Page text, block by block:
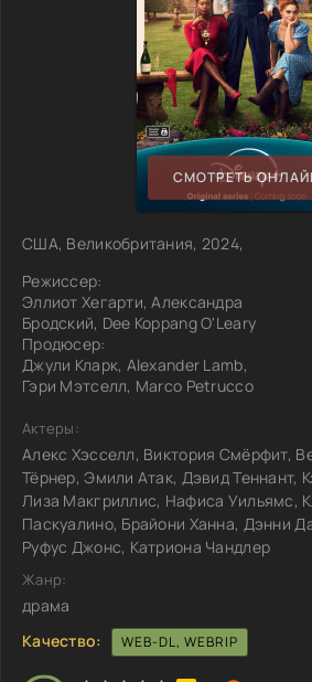
СМОТРЕТЬ
США, Великобритания, 2024,
Режиссер:
Эллиот Хегарти, Александра
Бродский, Dee Koppang O'Leary
Продюсер:
Джули Кларк, Alexander Lamb,
Гэри Мэтселл, Marco Petrucco
Актеры:
Алекс Хэсселл, Виктория Смёрфит,
Тёрнер, Эмили Атак, Дэвид Теннант,
Лиза Макгриллис, Нафиса Уильямс,
Паскуалино, Брайони Ханна, Дэнни
Руфус Джонс, Катриона Чандлер
Жанр:
драма
Качество:
WEB-DL, WEBRIP